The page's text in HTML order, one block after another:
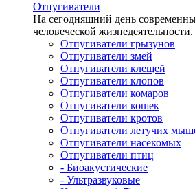
Отпугиватели
На сегодняшний день
человеческой
Отпугиватели грызунов
Отпугиватели змей
Отпугиватели клещей
Отпугиватели клопов
Отпугиватели комаров
Отпугиватели кошек
Отпугиватели кротов
Отпугиватели летучих
Отпугиватели насекомых
Отпугиватели птиц
- Биоакустические
- Ультразвуковые